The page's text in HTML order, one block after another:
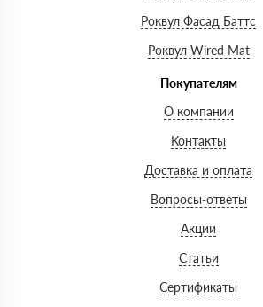
Роквул Фасад Баттс
Роквул Wired Mat
Покупателям
О компании
Контакты
Доставка и оплата
Вопросы-ответы
Акции
Статьи
Сертификаты